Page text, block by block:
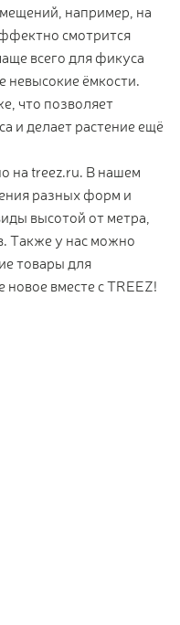
например, на
смотрится
всего для фикуса
ёмкости.
что позволяет
и делает растение ещё
на treez.ru. В нашем
разных форм и
высотой от метра,
Также у нас можно
товары для
вместе с TREEZ!